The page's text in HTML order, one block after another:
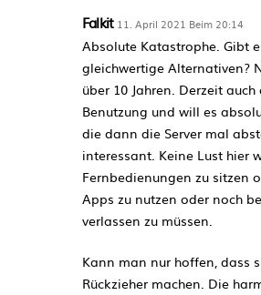
Falkit 11. April 2021 Beim 20:14
Absolute Katastrophe. Gibt
gleichwertige Alternativen?
über 10 Jahren. Derzeit
Benutzung und will es
die dann die Server mal
interessant. Keine Lust hier
Fernbedienungen zu sitzen
Apps zu nutzen oder noch
verlassen zu müssen.
Kann man nur hoffen, dass
Rückzieher machen. Die